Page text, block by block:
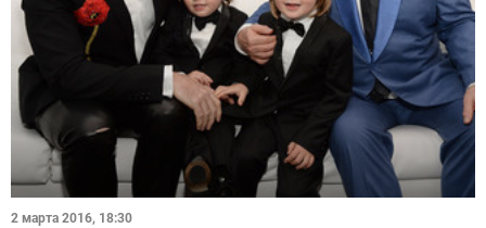
2 марта 2016, 18:30